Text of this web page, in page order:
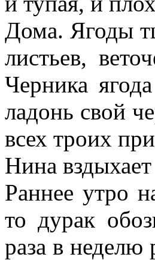
Дома. Ягоды
листьев,
Черника
ладонь свой
всех троих
Нина
Раннее утро
то дурак
раза в неделю